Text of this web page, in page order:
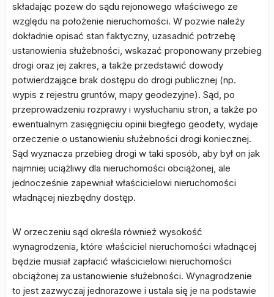
składając pozew do sądu rejonowego właściwego ze
względu na położenie nieruchomości. W pozwie należy
dokładnie opisać stan faktyczny, uzasadnić potrzebę
ustanowienia służebności, wskazać proponowany przebieg
drogi oraz jej zakres, a także przedstawić dowody
potwierdzające brak dostępu do drogi publicznej (np.
wypis z rejestru gruntów, mapy geodezyjne). Sąd, po
przeprowadzeniu rozprawy i wysłuchaniu stron, a także po
ewentualnym zasięgnięciu opinii biegłego geodety, wydaje
orzeczenie o ustanowieniu służebności drogi koniecznej.
Sąd wyznacza przebieg drogi w taki sposób, aby był on jak
najmniej uciążliwy dla nieruchomości obciążonej, ale
jednocześnie zapewniał właścicielowi nieruchomości
władnącej niezbędny dostęp.
W orzeczeniu sąd określa również wysokość
wynagrodzenia, które właściciel nieruchomości władnącej
będzie musiał zapłacić właścicielowi nieruchomości
obciążonej za ustanowienie służebności. Wynagrodzenie
to jest zazwyczaj jednorazowe i ustala się je na podstawie